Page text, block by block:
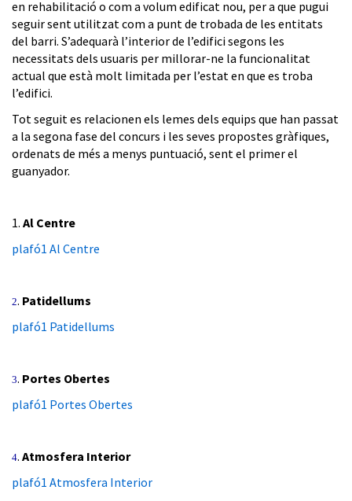
en rehabilitació o com a volum edificat nou, per a que pugui
seguir sent utilitzat com a punt de trobada de les entitats
del barri. S’adequarà l’interior de l’edifici segons les
necessitats dels usuaris per millorar-ne la funcionalitat
actual que està molt limitada per l’estat en que es troba
l’edifici.
Tot seguit es relacionen els lemes dels equips que han passat
a la segona fase del concurs i les seves propostes gràfiques,
ordenats de més a menys puntuació, sent el primer el
guanyador.
1. Al Centre
plafó1 Al Centre
2. Patidellums
plafó1 Patidellums
3. Portes Obertes
plafó1 Portes Obertes
4. Atmosfera Interior
plafó1 Atmosfera Interior